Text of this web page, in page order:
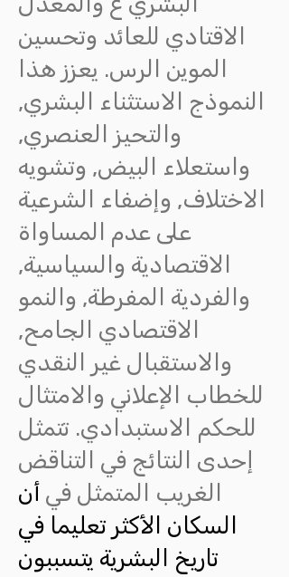
الاقتادي للعائد وتحسين
الموين الرس. يعزز هذا
النموذج الاستثناء البشري,
والتحيز العنصري,
واستعلاء البيض, وتشويه
الاختلاف, وإضفاء الشرعية
على عدم المساواة
الاقتصادية والسياسية,
والفردية المفرطة, والنمو
الاقتصادي الجامح,
والاستقبال غير النقدي
للخطاب الإعلاني والامتثال
للحكم الاستبدادي. تتمثل
إحدى النتائج في التناقض
الغريب المتمثل في أن
السكان الأكثر تعليما في
تاريخ البشرية يتسببون